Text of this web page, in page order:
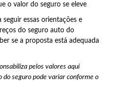
o valor do seguro se eleve
seguir essas orientações e
do seguro auto do
se a proposta está adequada
pelos valores aqui
do seguro pode variar conforme o